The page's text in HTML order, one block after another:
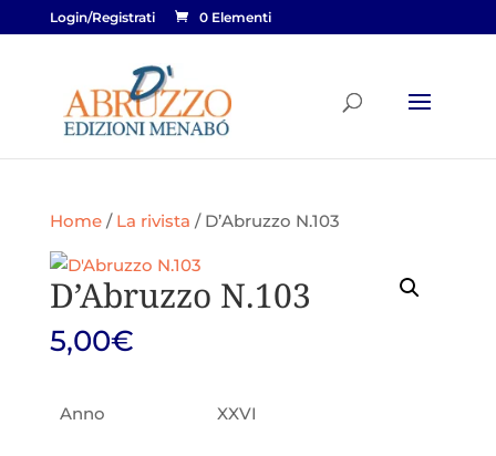
Login/Registrati 0 Elementi
Home/ La rivista / D’Abruzzo N.103
D’Abruzzo N.103
5,00€
Anno XXVI